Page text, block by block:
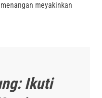
meyakinkan
Ikuti